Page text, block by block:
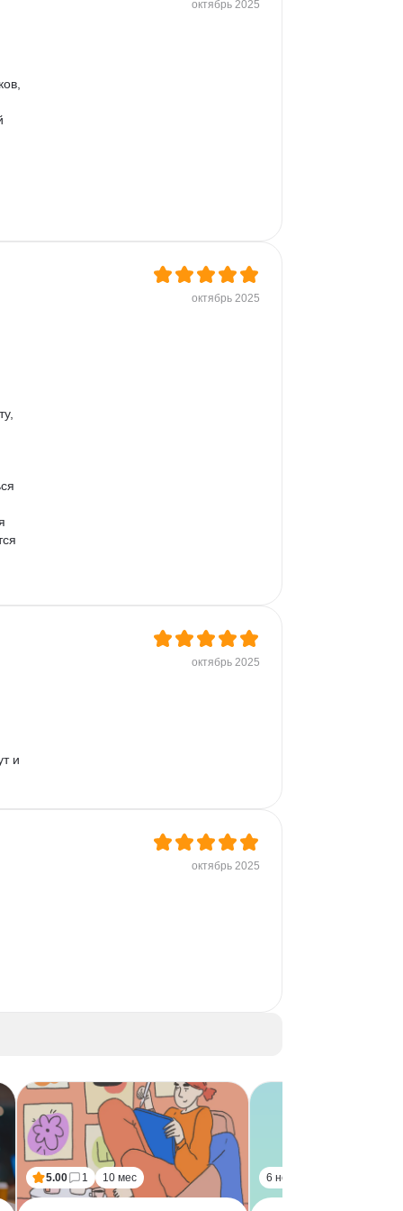
октябрь 2025
октябрь 2025
октябрь 2025
и
октябрь 2025
5.00 1 10 мес 6 нед